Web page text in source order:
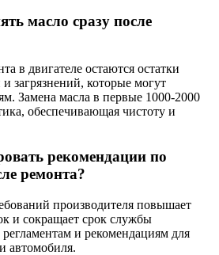
масло сразу после
в двигателе остаются остатки
загрязнений, которые могут
Замена масла в первые 1000-2000
обеспечивающая чистоту и
рекомендации по
ремонта?
производителя повышает
и сокращает срок службы
и рекомендациям для
автомобиля.